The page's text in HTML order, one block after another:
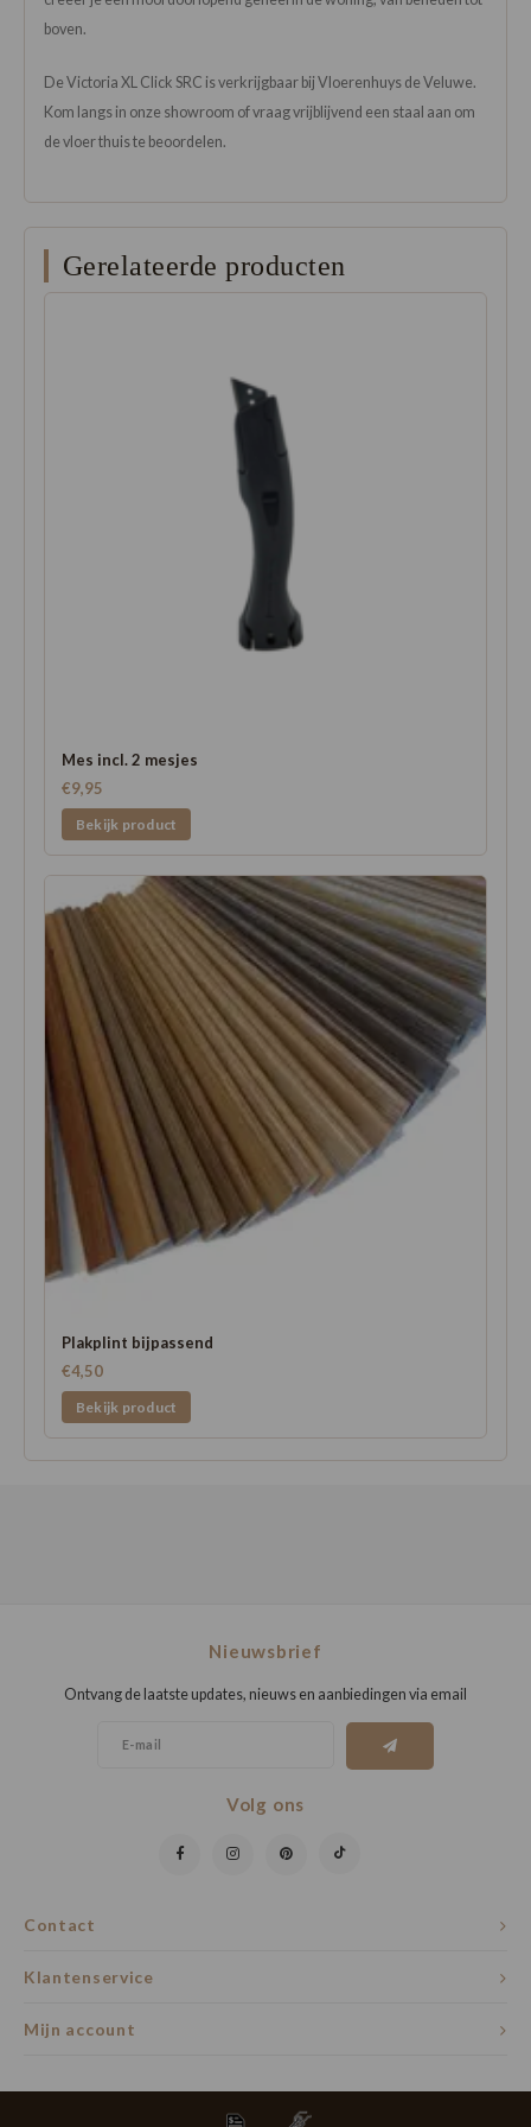
boven.
De Victoria XL Click SRC is verkrijgbaar bij Vloerenhuys de Veluwe.
Kom langs in onze showroom of vraag vrijblijvend een staal aan om
de vloer thuis te beoordelen.
Gerelateerde producten
Mes incl. 2 mesjes
€9,95
Bekijk product
Plakplint bijpassend
€4,50
Bekijk product
Contact
Nieuwsbrief
Ontvang de laatste updates, nieuws en aanbiedingen via email
Volg ons
Klantenservice
Mijn account